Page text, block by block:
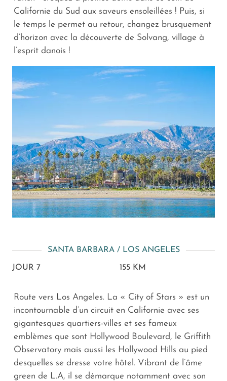
Californie du Sud aux saveurs ensoleillées ! Puis, si
le temps le permet au retour, changez brusquement
d’horizon avec la découverte de Solvang, village à
l’esprit danois !
SANTA BARBARA / LOS ANGELES
JOUR 7 155 KM
Route vers Los Angeles. La « City of Stars » est un
incontournable d’un circuit en Californie avec ses
gigantesques quartiers-villes et ses fameux
emblèmes que sont Hollywood Boulevard, le Griffith
Observatory mais aussi les Hollywood Hills au pied
desquelles se dresse votre hôtel. Vibrant de l’âme
green de L.A, il se démarque notamment avec son